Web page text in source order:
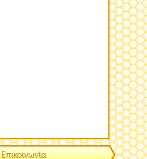
Επικοινωνία